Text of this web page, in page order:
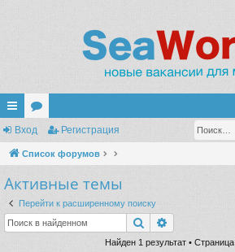
с
ы
лк
и
ор
ум
ы
Вход Регистрация
Список форумов
Активные темы
Перейти к расширенному поиску
Поиск
Найден 1 результат • Страница